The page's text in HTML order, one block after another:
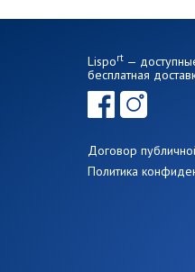
Lisport —
бесплатная
Договор
Политика